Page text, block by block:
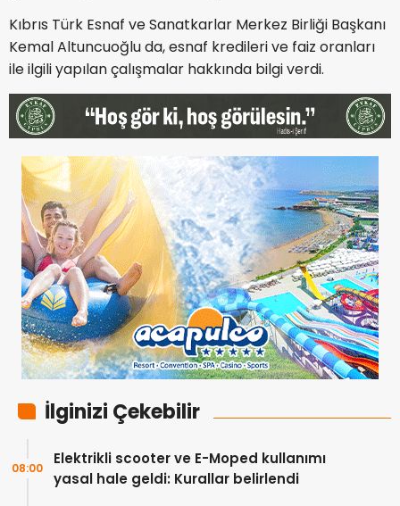
Kıbrıs Türk Esnaf ve Sanatkarlar Merkez Birliği Başkanı
Kemal Altuncuoğlu da, esnaf kredileri ve faiz oranları
ile ilgili yapılan çalışmalar hakkında bilgi verdi.
İlginizi Çekebilir
Elektrikli scooter ve E-Moped kullanımı
yasal hale geldi: Kurallar belirlendi
08:00